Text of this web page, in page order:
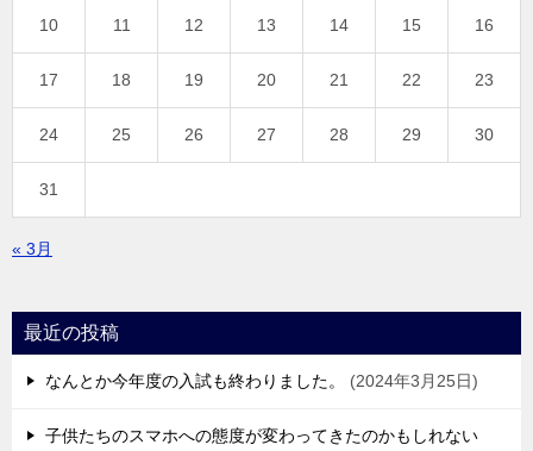
10 11 12 13 14 15 16
17 18 19 20 21 22 23
24 25 26 27 28 29 30
31
« 3月
最近の投稿
なんとか今年度の入試も終わりました。 2024年3月25日
子供たちのスマホへの態度が変わってきたのかもしれない